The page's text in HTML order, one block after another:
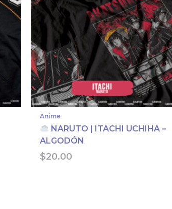
Anime
NARUTO | ITACHI UCHIHA –
ALGODÓN
$20.00